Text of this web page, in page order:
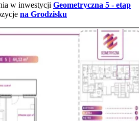
w inwestycji Geometryczna 5 - etap
na Grodzisku